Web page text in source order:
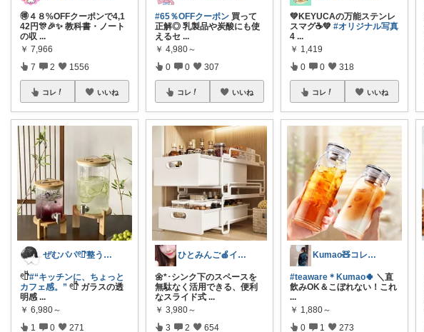
🉐４８%OFFクーポンで4,1
42円🎊🎉✨ 教科書・ノート
の収 ...
￥ 7,966
7 2 1556
コレ いいね
ぜむパパ𓏲𓎨整う暮らしのお手伝い
𓏲𓎨#“キッチンに、ちょっと
カフェ感。” 𓏲𓎨 ガラスの透
明感 ...
￥ 6,980～
1 0 271
#65％OFFクーポン 買って
正解◎ 乳製品や炭酸にも使
えるセ ...
￥ 4,980～
0 0 307
コレ いいね
ひとみんご🍎‪インテリア雑貨
🌼*･シンク下のスペースを
無駄なく活用できる、便利
なスライド式 ...
￥ 3,980～
3 2 654
💚KEYUCAの万能ステンレ
スマグ☕️💚#オリジナル写真
4 ...
￥ 1,419
0 0 318
コレ いいね
Kumao🧸コレクションみてね✨
#teaware＊Kumao🍀 ＼直
飲みOK＆こぼれない！これ
...
￥ 1,880～
0 1 273